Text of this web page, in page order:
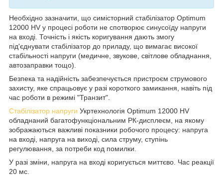
Необхідно зазначити, що симісторний стабілізатор Optimum
12000 HV у процесі роботи не спотворює синусоїду напруги
на вході. Точність і якість коригування дають змогу
під'єднувати стабілізатор до приладу, що вимагає високої
стабільності напруги (медичне, звукове, світлове обладнання,
автозаправки тощо).
Безпека та надійність забезпечується пристроєм струмового
захисту, яке спрацьовує у разі короткого замикання, навіть під
час роботи в режимі "Транзит".
Стабілізатор напруги Укртехнологія Optimum 12000 HV
обладнаний багатофункціональним РК-дисплеєм, на якому
зображаються важливі показники робочого процесу: напруга
на вході, напруга на виході, сила струму, ступінь
регулювання, за потреби код помилки.
У разі зміни, напруга на вході коригується миттєво. Час реакції
20 мс.